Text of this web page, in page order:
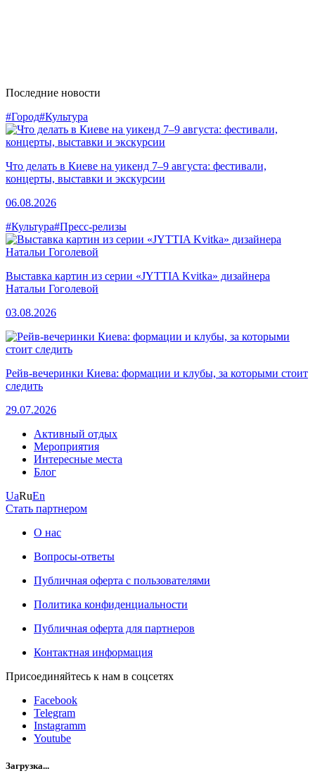
Последние новости
#Город#Культура
Что делать в Киеве на уикенд 7–9 августа: фестивали,
концерты, выставки и экскурсии
06.08.2026
#Культура#Пресс-релизы
Выставка картин из серии «JYTTIA Kvitka» дизайнера
Натальи Гоголевой
03.08.2026
Рейв-вечеринки Киева: формации и клубы, за которыми стоит
следить
29.07.2026
Активный отдых
Мероприятия
Интересные места
Блог
UaRuEn
Стать партнером
О нас
Вопросы-ответы
Публичная оферта с пользователями
Политика конфиденциальности
Публичная оферта для партнеров
Контактная информация
Присоединяйтесь к нам в соцсетях
Facebook
Telegram
Instagramm
Youtube
Загрузка...